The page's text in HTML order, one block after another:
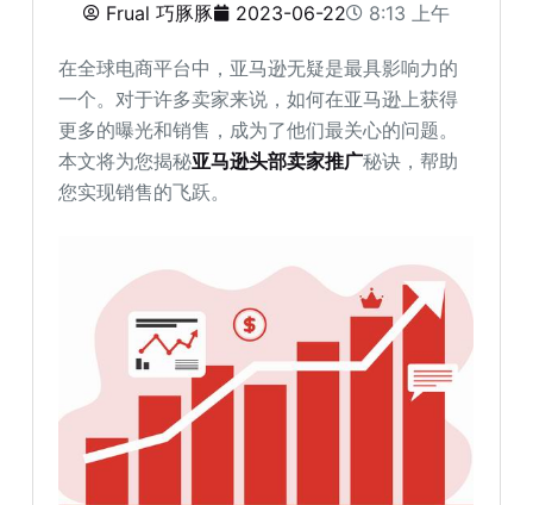
Frual 巧豚豚 2023-06-22 8:13 上午
在全球电商平台中，亚马逊无疑是最具影响力的
一个。对于许多卖家来说，如何在亚马逊上获得
更多的曝光和销售，成为了他们最关心的问题。
本文将为您揭秘亚马逊头部卖家推广秘诀，帮助
您实现销售的飞跃。